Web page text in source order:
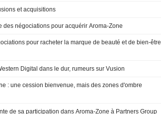
et acquisitions
des négociations pour acquérir Aroma-Zone
pour racheter la marque de beauté et de bien-être
Digital dans le dur, rumeurs sur Vusion
de sa participation dans Aroma-Zone à Partners Group